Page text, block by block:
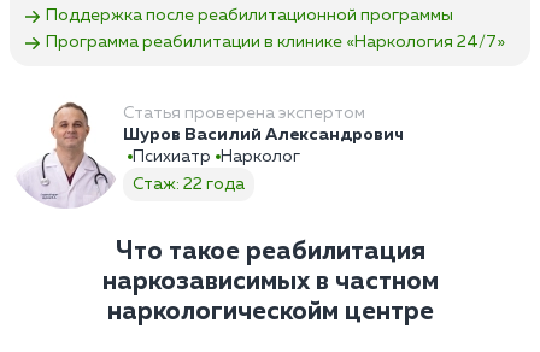
Поддержка после реабилитационной программы
Программа реабилитации в клинике «Наркология 24/7»
Статья проверена экспертом
Шуров Василий Александрович
Психиатр
Нарколог
Стаж: 22 года
Что такое реабилитация
наркозависимых в частном
наркологическойм центре